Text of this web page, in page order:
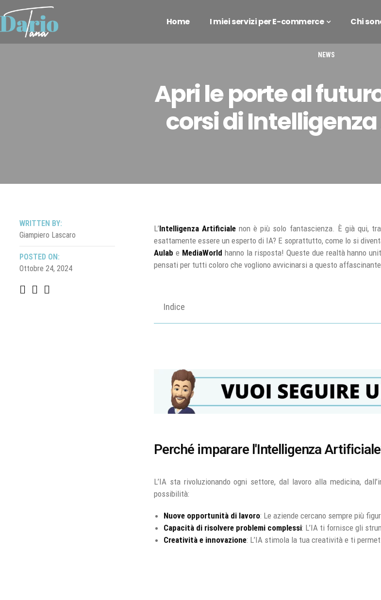
Home I miei servizi per E-commerce Chi
NEWS
Apri le porte al
corsi di
L’Intelligenza Artificialenon è più solo fantascienza. È già qui,
esattamente essere un esperto di IA? E soprattutto, come lo si
Aulab e MediaWorld hanno la risposta! Queste due realtà hanno
pensati per tutti coloro che vogliono avvicinarsi a questo
Indice
Perché imparare l'Intelligenza
L’IA sta rivoluzionando ogni settore, dal lavoro alla medicina,
possibilità:
Nuove opportunità di lavoro: Le aziende cercano sempre più
Capacità di risolvere problemi complessi: L’IA ti fornisce gli
Creatività e innovazione: L’IA stimola la tua creatività e ti
WRITTEN BY:
Giampiero Lascaro
POSTED ON:
Ottobre 24, 2024